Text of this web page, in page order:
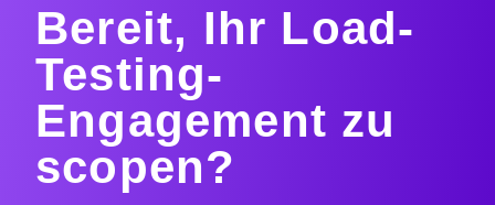
Bereit, Ihr Load-
Testing-
Engagement zu
scopen?